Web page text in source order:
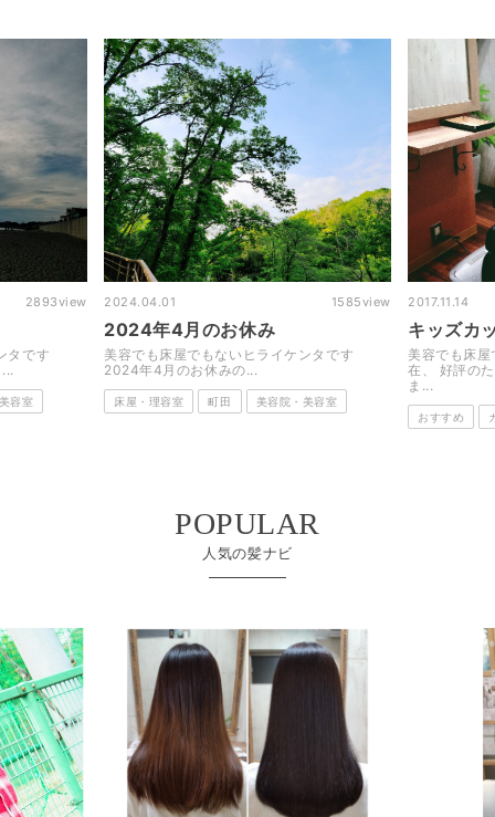
1585view
タです
容室
2017.11.14 10978view
キッズカット 町田Rodge.
美容でも床屋でもないヒライケンタです ※現
在、 好評のため制限させていただいており
おすすめ カット 町田
2016.07.18
イルミナ
美容でも床
ですっ！！
髪型・ヘアス
POPULAR
人気の髪ナビ